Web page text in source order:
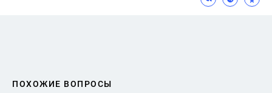
ПОХОЖИЕ ВОПРОСЫ